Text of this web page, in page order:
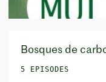
Bosques de
5 EPISODES